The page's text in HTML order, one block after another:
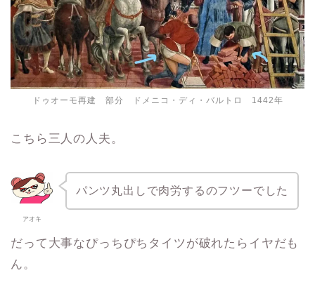
ドゥオーモ再建 部分 ドメニコ・ディ・バルトロ 1442年
こちら三人の人夫。
アオキ
パンツ丸出しで肉労するのフツーでした
だって大事なぴっちぴちタイツが破れたらイヤだも
ん。